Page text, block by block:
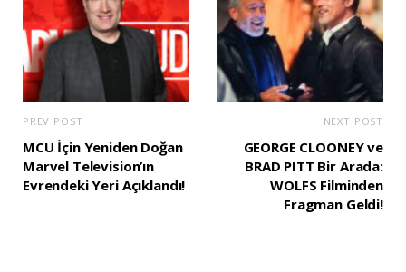
PREV POST
MCU İçin Yeniden Doğan
Marvel Television’ın
Evrendeki Yeri Açıklandı!
NEXT POST
GEORGE CLOONEY ve
BRAD PITT Bir Arada:
WOLFS Filminden
Fragman Geldi!